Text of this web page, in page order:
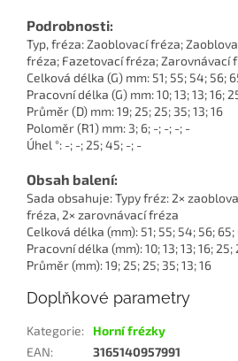
Podrobnosti:
Typ, fréza: Zaoblovací fréza;
fréza; Fazetovací fréza; Zarovnávací
Celková délka (G) mm: 51; 55; 54; 56;
Pracovní délka (G) mm: 10; 13; 13; 16;
Průměr (D) mm: 19; 25; 25; 35; 13; 16
Poloměr (R1) mm: 3; 6; -; -; -; -
Úhel °: -; -; 25; 45; -; -
Obsah balení:
Sada obsahuje: Typy fréz: 2×
fréza, 2× zarovnávací fréza
Celková délka (mm): 51; 55; 54; 56; 65;
Pracovní délka (mm): 10; 13; 13; 16; 25;
Průměr (mm): 19; 25; 25; 35; 13; 16
Doplňkové parametry
Kategorie:
Horní frézky
EAN: 3165140957991